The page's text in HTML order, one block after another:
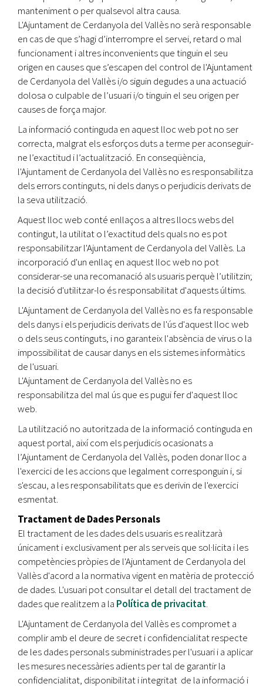
manteniment o per qualsevol altra causa.
L'Ajuntament de Cerdanyola del Vallès no serà responsable
en cas de que s’hagi d’interrompre el servei, retard o mal
funcionament i altres inconvenients que tinguin el seu
origen en causes que s’escapen del control de l'Ajuntament
de Cerdanyola del Vallès i/o siguin degudes a una actuació
dolosa o culpable de l’usuari i/o tinguin el seu origen per
causes de força major.
La informació continguda en aquest lloc web pot no ser
correcta, malgrat els esforços duts a terme per aconseguir-
ne l’exactitud i l’actualització. En conseqüència,
l'Ajuntament de Cerdanyola del Vallès no es responsabilitza
dels errors continguts, ni dels danys o perjudicis derivats de
la seva utilització.
Aquest lloc web conté enllaços a altres llocs webs del
contingut, la utilitat o l’exactitud dels quals no es pot
responsabilitzar l'Ajuntament de Cerdanyola del Vallès. La
incorporació d'un enllaç en aquest lloc web no pot
considerar-se una recomanació als usuaris perquè l’utilitzin;
la decisió d'utilitzar-lo és responsabilitat d'aquests últims.
L'Ajuntament de Cerdanyola del Vallès no es fa responsable
dels danys i els perjudicis derivats de l'ús d'aquest lloc web
o dels seus continguts, i no garanteix l'absència de virus o la
impossibilitat de causar danys en els sistemes informàtics
de l'usuari.
L'Ajuntament de Cerdanyola del Vallès no es
responsabilitza del mal ús que es pugui fer d'aquest lloc
web.
La utilització no autoritzada de la informació continguda en
aquest portal, així com els perjudicis ocasionats a
l’Ajuntament de Cerdanyola del Vallès, poden donar lloc a
l'exercici de les accions que legalment corresponguin i, si
s'escau, a les responsabilitats que es derivin de l'exercici
esmentat.
Tractament de Dades Personals
El tractament de les dades dels usuaris es realitzarà
únicament i exclusivament per als serveis que sol·licita i les
competències pròpies de l'Ajuntament de Cerdanyola del
Vallès d'acord a la normativa vigent en matèria de protecció
de dades. L'usuari pot consultar el detall del tractament de
dades que realitzem a la Política de privacitat.
L'Ajuntament de Cerdanyola del Vallès es compromet a
complir amb el deure de secret i confidencialitat respecte
de les dades personals subministrades per l'usuari i a aplicar
les mesures necessàries adients per tal de garantir la
confidencialitat, disponibilitat i integritat de la informació i